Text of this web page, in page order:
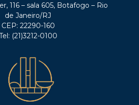
116 – sala 605, Botafogo – Rio
de Janeiro/RJ
CEP: 22290-160
(21)3212-0100